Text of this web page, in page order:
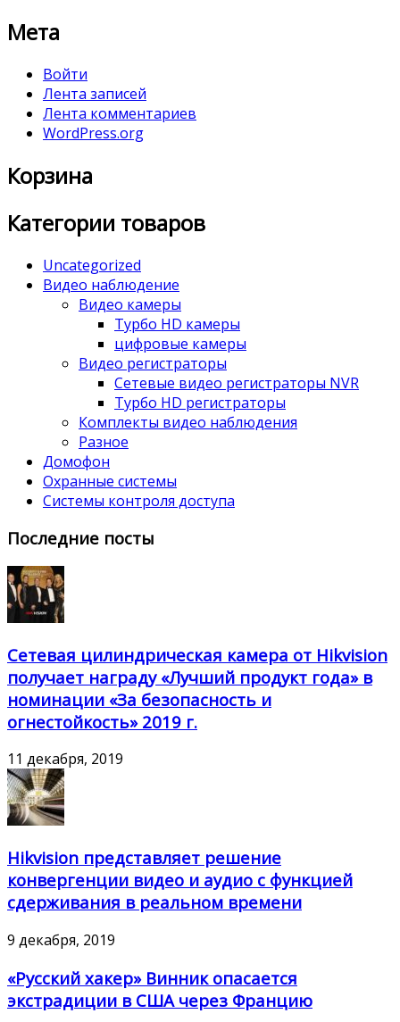
Мета
Войти
Лента записей
Лента комментариев
WordPress.org
Корзина
Категории товаров
Uncategorized
Видео наблюдение
Видео камеры
Турбо HD камеры
цифровые камеры
Видео регистраторы
Сетевые видео регистраторы NVR
Турбо HD регистраторы
Комплекты видео наблюдения
Разное
Домофон
Охранные системы
Системы контроля доступа
Последние посты
Сетевая цилиндрическая камера от Hikvision
получает награду «Лучший продукт года» в
номинации «За безопасность и
огнестойкость» 2019 г.
11 декабря, 2019
Hikvision представляет решение
конвергенции видео и аудио с функцией
сдерживания в реальном времени
9 декабря, 2019
«Русский хакер» Винник опасается
экстрадиции в США через Францию